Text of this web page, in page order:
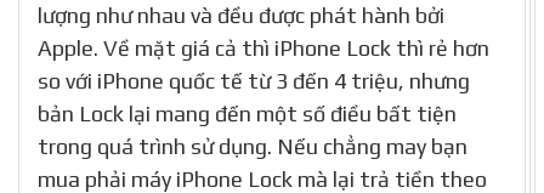
lượng như nhau và đều được phát hành bởi
Apple. Về mặt giá cả thì iPhone Lock thì rẻ hơn
so với iPhone quốc tế từ 3 đến 4 triệu, nhưng
bản Lock lại mang đến một số điều bất tiện
trong quá trình sử dụng. Nếu chẳng may bạn
mua phải máy iPhone Lock mà lại trả tiền theo